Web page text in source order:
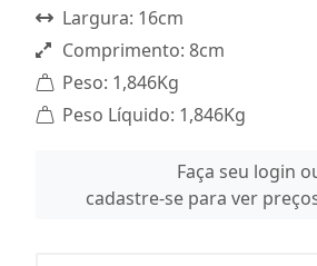
Largura: 16cm
Comprimento: 8cm
Peso: 1,846Kg
Peso Líquido: 1,846Kg
Faça seu login
cadastre-se para ver